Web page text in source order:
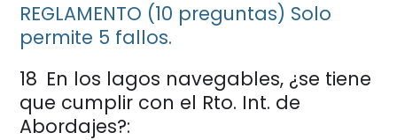
REGLAMENTO (10 preguntas) Solo
permite 5 fallos.
18 En los lagos navegables, ¿se tiene
que cumplir con el Rto. Int. de
Abordajes?: